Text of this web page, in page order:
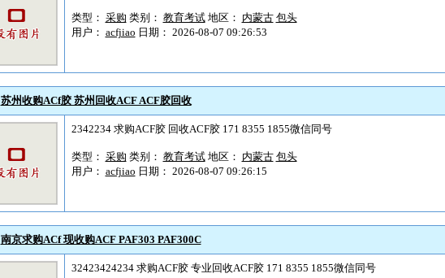
类型： 采购 类别： 教育考试地区： 内蒙古 包头
用户： acfjiao 日期： 2026-08-07 09:26:53
苏州收购ACf胶 苏州回收ACF ACF胶回收
2342234 求购ACF胶 回收ACF胶 171 8355 1855微信同号
类型： 采购 类别： 教育考试地区： 内蒙古 包头
用户： acfjiao 日期： 2026-08-07 09:26:15
南京求购ACf 现收购ACF PAF303 PAF300C
32423424234 求购ACF胶 专业回收ACF胶 171 8355 1855微信同号